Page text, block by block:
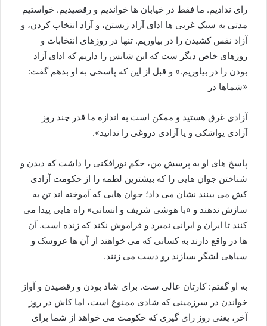
رای ندادیم. ما فقط در خیابان ها خواندیم و رقصیدیم. خواستیم
مدتی به سبک غربی ها ادای آزاد زیستن، و آزاد انتخاب کردن، و
آزاد نفس کشیدن را در بیاوریم. تنها در روزهای انتخابات و
روزهای خاص ديگر ست که این شانس را داریم که ادای آزاد
بودن را در بیاوریم.» و قبل از این که پاسخی به او بدهم گفت:
«شماها در
آزادی غرق هستید و ممکن است به اندازه ما قدر چند روز
آزادی یواشکی و یا آزادی دروغی را ندانید».
پاسخ های او به پرسش من، حکم نورافکنی را داشت که دیدن و
شناختن جوان هایی را که بیشترین لطمه را از حکومت آزادی
کش می بینند نشان می داد؛ جوان هایی که آموخته اند تن به
سازش ندهند و «با هوشی شریف و انسانی» راه هایی پیدا می
کنند تا ایران و ایرانی نمیرد و فراموش نکند که زنده است. آن
ها در واقع دارند به کسانی که می خواهند از آن ها عروسک و
سیاهی لشگر بسازند رو دست می زنند.
به او گفتم: کارتان عالی ست. برای شاد بودن و رقصیدن و آواز
خواندن در سرزمینی که شادی ممنوع است، اما کاش در روز
آخر، یعنی روز رای گیری که حکومت می خواهد از شما برای